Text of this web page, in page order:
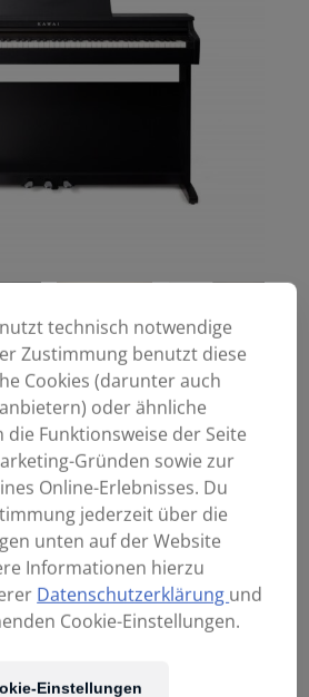
€
Enthält 20% MwSt.
technisch notwendige
Zustimmung benutzt diese
Cookies (darunter auch
oder ähnliche
die Funktionsweise der Seite
Gründen sowie zur
Online-Erlebnisses. Du
jederzeit über die
unten auf der Website
Informationen hierzu
Datenschutzerklärung und
Cookie-Einstellungen.
Einstellungen